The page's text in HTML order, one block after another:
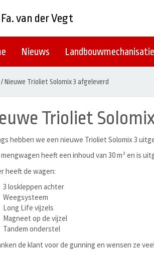
van der Vegt
Nieuws Landbouwmechanisatie
/Nieuwe Trioliet Solomix 3 afgeleverd
Trioliet
hebben we een nieuwe Trioliet Solomix 3
heeft een inhoud van 30 m³ en is
heeft de wagen:
3 loskleppen achter
Weegsysteem
Long Life vijzels
Magneet op de vijzel
Tandem onderstel
de klant voor de gunning en wensen ze